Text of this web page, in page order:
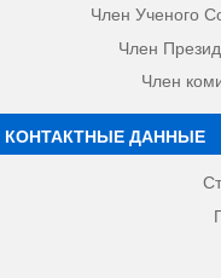
Член Ученого
Член
Член
КОНТАКТНЫЕ ДАННЫЕ